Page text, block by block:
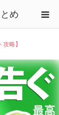
め
略】